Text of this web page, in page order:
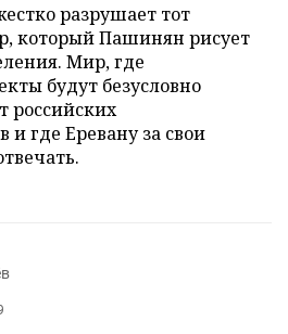
разрушает тот
который Пашинян рисует
Мир, где
будут безусловно
российских
и где Еревану за свои